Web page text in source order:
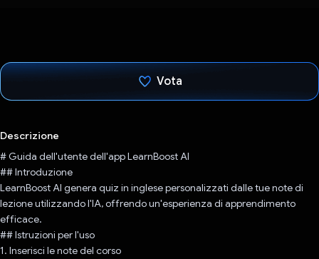
Vota
Descrizione
# Guida dell'utente dell'app LearnBoost AI
## Introduzione
LearnBoost AI genera quiz in inglese personalizzati dalle tue note di
lezione utilizzando l'IA, offrendo un'esperienza di apprendimento
efficace.
## Istruzioni per l'uso
1. Inserisci le note del corso